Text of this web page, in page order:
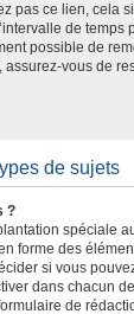
pas ce lien, cela
de temps
possible de
vous de
de sujets
?
spéciale
forme des
si vous
dans chacun
de